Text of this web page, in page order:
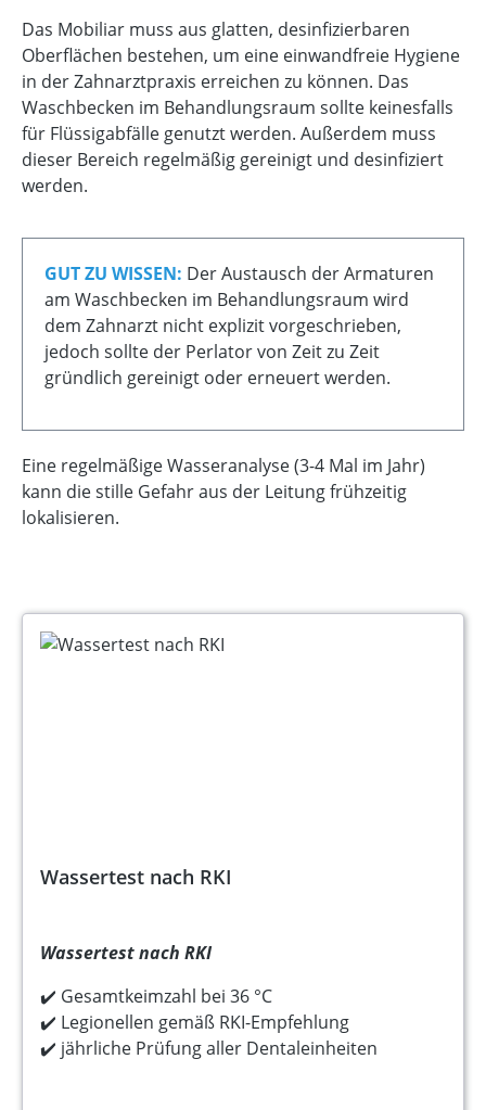
Das Mobiliar muss aus glatten, desinfizierbaren
Oberflächen bestehen, um eine einwandfreie Hygiene
in der Zahnarztpraxis erreichen zu können. Das
Waschbecken im Behandlungsraum sollte keinesfalls
für Flüssigabfälle genutzt werden. Außerdem muss
dieser Bereich regelmäßig gereinigt und desinfiziert
werden.
GUT ZU WISSEN: Der Austausch der Armaturen
am Waschbecken im Behandlungsraum wird
dem Zahnarzt nicht explizit vorgeschrieben,
jedoch sollte der Perlator von Zeit zu Zeit
gründlich gereinigt oder erneuert werden.
Eine regelmäßige Wasseranalyse (3-4 Mal im Jahr)
kann die stille Gefahr aus der Leitung frühzeitig
lokalisieren.
Wassertest nach RKI
Wassertest nach RKI
✔️ Gesamtkeimzahl bei 36 °C
✔️ Legionellen gemäß RKI-Empfehlung
✔️ jährliche Prüfung aller Dentaleinheiten